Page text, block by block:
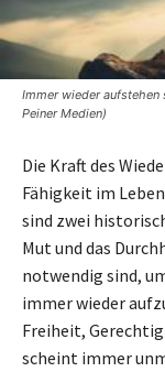
Immer wieder aufstehen
Peiner Medien)
Die Kraft des
Fähigkeit im
sind zwei
Mut und das
notwendig sind,
immer wieder
Freiheit,
scheint immer